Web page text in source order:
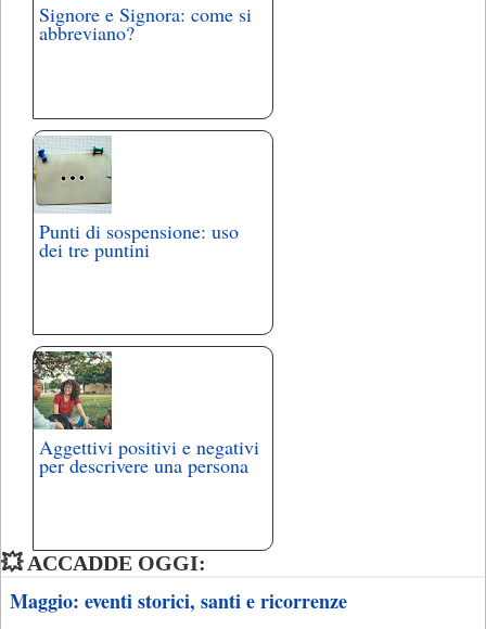
Signore e Signora: come si
abbreviano?
Punti di sospensione: uso
dei tre puntini
Aggettivi positivi e negativi
per descrivere una persona
💥 ACCADDE OGGI:
Maggio: eventi storici, santi e ricorrenze